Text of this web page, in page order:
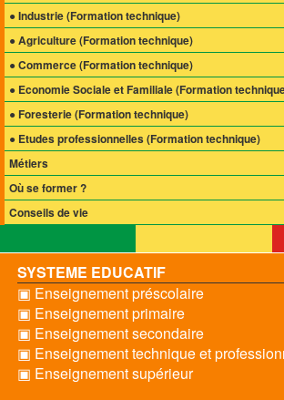
● Industrie(Formation technique)
● Agriculture(Formation technique)
● Commerce(Formation technique)
● Economie Sociale et Familiale(Formation
● Foresterie(Formation technique)
● Etudes professionnelles(Formation technique)
Métiers
Où se former ?
Conseils de vie
SYSTEME EDUCATIF
▣ Enseignement préscolaire
▣ Enseignement primaire
▣ Enseignement secondaire
▣ Enseignement technique et
▣ Enseignement supérieur